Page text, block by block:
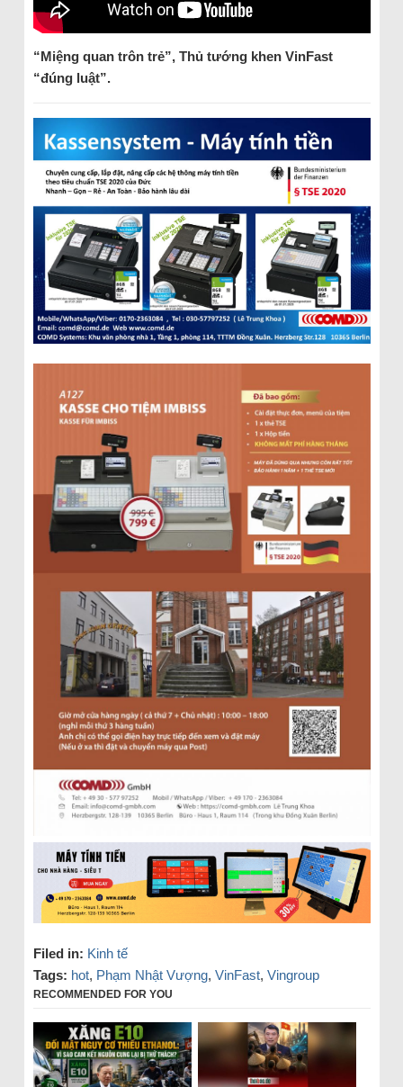
“Miệngquan trôn trẻ”, Thủ tướng khen VinFast
“đúng luật”.
Filed in: Kinh tế
Tags: hot, Phạm Nhật Vượng, VinFast, Vingroup
RECOMMENDED FOR YOU